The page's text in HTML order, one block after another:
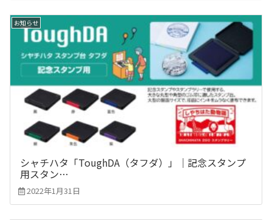
お知らせ
シャチハタ「ToughDA（タフダ）」｜記念スタンプ
用スタン…
2022年1月31日